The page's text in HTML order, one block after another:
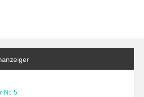
Nr. 5